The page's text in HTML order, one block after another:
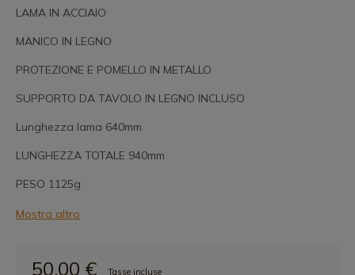
LAMA IN ACCIAIO
MANICO IN LEGNO
PROTEZIONE E POMELLO IN METALLO
SUPPORTO DA TAVOLO IN LEGNO INCLUSO
Lunghezza lama 640mm
LUNGHEZZA TOTALE 940mm
PESO 1125g
Mostra altro
50,00 € Tasse incluse